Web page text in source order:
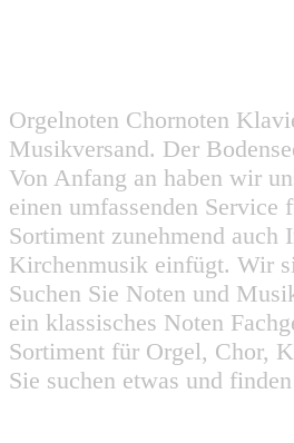
Orgelnoten Chornoten
Musikversand. Der
Von Anfang an haben wir
einen umfassenden
Sortiment zunehmend
Kirchenmusik einfügt. Wir
Suchen Sie Noten und
ein klassisches Noten
Sortiment für Orgel, Chor,
Sie suchen etwas und